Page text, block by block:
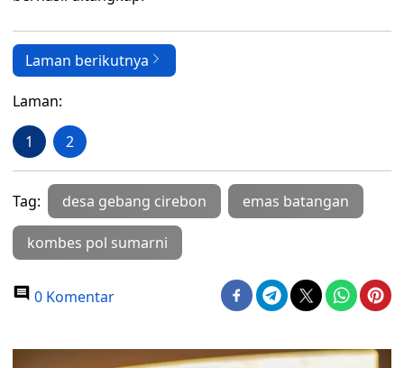
Laman berikutnya
Laman:
1 2
Tag: desa gebang cirebon emas batangan
kombes pol sumarni
0 Komentar